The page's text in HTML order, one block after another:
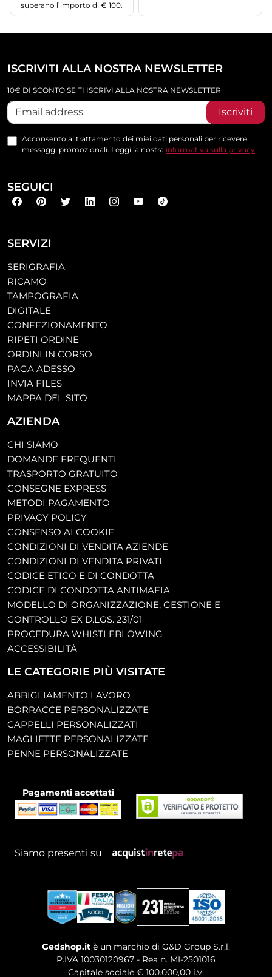
superano l’importo di € 100.
SERVIZI
SERIGRAFIA
RICAMO
TAMPOGRAFIA
DIGITALE
CONFEZIONAMENTO
RIPETI ORDINE
ORDINI IN CORSO
PAGA ADESSO
INVIA FILES
MAPPA DEL SITO
AZIENDA
CHI SIAMO
DOMANDE FREQUENTI
TRASPORTO GRATUITO
CONSEGNE EXPRESS
METODI PAGAMENTO
PRIVACY POLICY
CONSENSO AI COOKIE
CONDIZIONI DI VENDITA AZIENDE
CONDIZIONI DI VENDITA PRIVATI
CODICE ETICO E DI CONDOTTA
CODICE DI CONDOTTA ANTIMAFIA
MODELLO DI ORGANIZZAZIONE, GESTIONE E
CONTROLLO EX D.LGS. 231/01
PROCEDURA WHISTLEBLOWING
ACCESSIBILITÀ
LE CATEGORIE PIÙ VISITATE
ABBIGLIAMENTO LAVORO
BORRACCE PERSONALIZZATE
CAPPELLI PERSONALIZZATI
MAGLIETTE PERSONALIZZATE
PENNE PERSONALIZZATE
ISCRIVITI ALLA NOSTRA NEWSLETTER
10€ DI SCONTO SE TI ISCRIVI ALLA NOSTRA NEWSLETTER
Iscriviti
Acconsento al trattamento dei miei dati personali per ricevere
messaggi promozionali. Leggi la nostra informativa sulla privacy
SEGUICI
Pagamenti accettati
Siamo presenti su
Gedshop.it è un marchio di G&D Group S.r.l.
P.IVA 10030120967 - Rea n. MI-2501016
Capitale sociale € 100.000,00 i.v.